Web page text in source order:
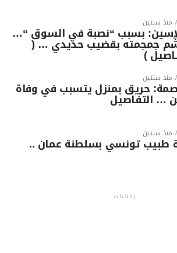
منذ سنتين
بسبب “نصبة في السوق “…
جمجمته بقضيب حديدي … (
)
منذ سنتين
حريق بمنزل يتسبب في وفاة
… التفاصيل
منذ سنتين
طبيب تونسي بسلطنة عمان ..
إعلانات